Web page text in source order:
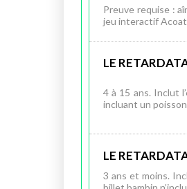
Preuve requise :
jeu interactif
LE
4 à 15 ans. Inclut
incluant un
LE
3 ans et moins.